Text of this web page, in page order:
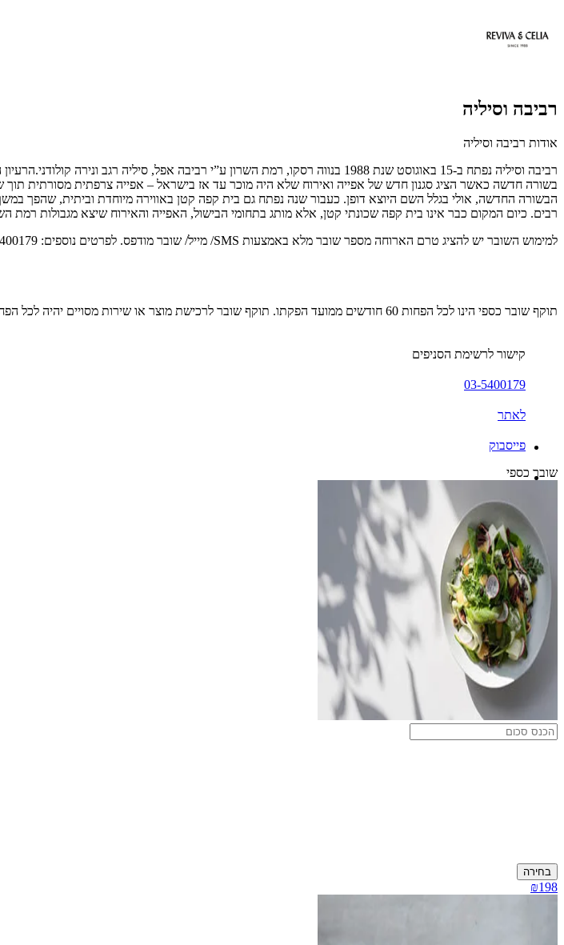
רביבה וסיליה
אודות רביבה וסיליה
רביבה וסיליה נפתח ב-15 באוגוסט שנת 1988 בנווה רסקו, רמת השרון ע”י רביבה אפל,
בשורה חדשה כאשר הציג סגנון חדש של אפייה ואירוח שלא היה מוכר עד אז בישראל – אפייה צרפתית מסורתית תוך
הבשורה החדשה, אולי בגלל השם היוצא דופן. כעבור שנה נפתח גם בית קפה קטן באווירה מיוחדת וביתית, שהפך
רבים. כיום המקום כבר אינו בית קפה שכונתי קטן, אלא מותג בתחומי הבישול, האפייה והאירוח שיצא מגבולות רמת
למימוש השובר יש להציג טרם הארוחה מספר שובר מלא באמצעות SMS/ מייל/ שובר מודפס. לפרטים נוספים: 03-5400179.
תוקף שובר כספי הינו לכל הפחות 60 חודשים ממועד הפקתו. תוקף שובר לרכישת מוצר או שירות מסויים יהיה לכל הפחות 24 חודשים ממועד הפקתו
קישור לרשימת הסניפים
03-5400179
לאתר
פייסבוק
שובר כספי
בחירה
₪198